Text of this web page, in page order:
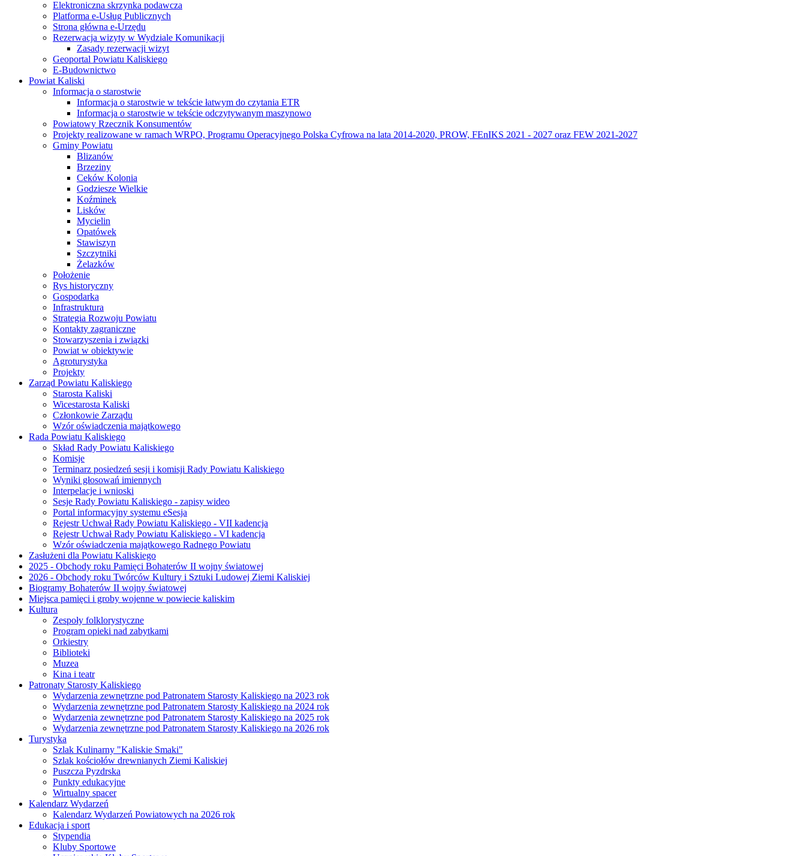
Elektroniczna skrzynka podawcza
Platforma e-Usług Publicznych
Strona główna e-Urzędu
Rezerwacja wizyty w Wydziale Komunikacji
Zasady rezerwacji wizyt
Geoportal Powiatu Kaliskiego
E-Budownictwo
Powiat Kaliski
Informacja o starostwie
Informacja o starostwie w tekście łatwym do czytania ETR
Informacja o starostwie w tekście odczytywanym maszynowo
Powiatowy Rzecznik Konsumentów
Projekty realizowane w ramach WRPO, Programu Operacyjnego Polska Cyfrowa na lata 2014-2020, PROW, FEnIKS 2021 - 2027 oraz FEW 2021-2027
Gminy Powiatu
Blizanów
Brzeziny
Ceków Kolonia
Godziesze Wielkie
Koźminek
Lisków
Mycielin
Opatówek
Stawiszyn
Szczytniki
Żelazków
Położenie
Rys historyczny
Gospodarka
Infrastruktura
Strategia Rozwoju Powiatu
Kontakty zagraniczne
Stowarzyszenia i związki
Powiat w obiektywie
Agroturystyka
Projekty
Zarząd Powiatu Kaliskiego
Starosta Kaliski
Wicestarosta Kaliski
Członkowie Zarządu
Wzór oświadczenia majątkowego
Rada Powiatu Kaliskiego
Skład Rady Powiatu Kaliskiego
Komisje
Terminarz posiedzeń sesji i komisji Rady Powiatu Kaliskiego
Wyniki głosowań imiennych
Interpelacje i wnioski
Sesje Rady Powiatu Kaliskiego - zapisy wideo
Portal informacyjny systemu eSesja
Rejestr Uchwał Rady Powiatu Kaliskiego - VII kadencja
Rejestr Uchwał Rady Powiatu Kaliskiego - VI kadencja
Wzór oświadczenia majątkowego Radnego Powiatu
Zasłużeni dla Powiatu Kaliskiego
2025 - Obchody roku Pamięci Bohaterów II wojny światowej
2026 - Obchody roku Twórców Kultury i Sztuki Ludowej Ziemi Kaliskiej
Biogramy Bohaterów II wojny światowej
Miejsca pamięci i groby wojenne w powiecie kaliskim
Kultura
Zespoły folklorystyczne
Program opieki nad zabytkami
Orkiestry
Biblioteki
Muzea
Kina i teatr
Patronaty Starosty Kaliskiego
Wydarzenia zewnętrzne pod Patronatem Starosty Kaliskiego na 2023 rok
Wydarzenia zewnętrzne pod Patronatem Starosty Kaliskiego na 2024 rok
Wydarzenia zewnętrzne pod Patronatem Starosty Kaliskiego na 2025 rok
Wydarzenia zewnętrzne pod Patronatem Starosty Kaliskiego na 2026 rok
Turystyka
Szlak Kulinarny "Kaliskie Smaki"
Szlak kościołów drewnianych Ziemi Kaliskiej
Puszcza Pyzdrska
Punkty edukacyjne
Wirtualny spacer
Kalendarz Wydarzeń
Kalendarz Wydarzeń Powiatowych na 2026 rok
Edukacja i sport
Stypendia
Kluby Sportowe